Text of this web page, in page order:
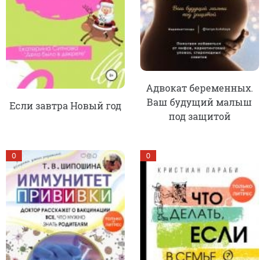
Если завтра Новый год
Адвокат беременных.
Ваш будущий малыш
под защитой
0 0